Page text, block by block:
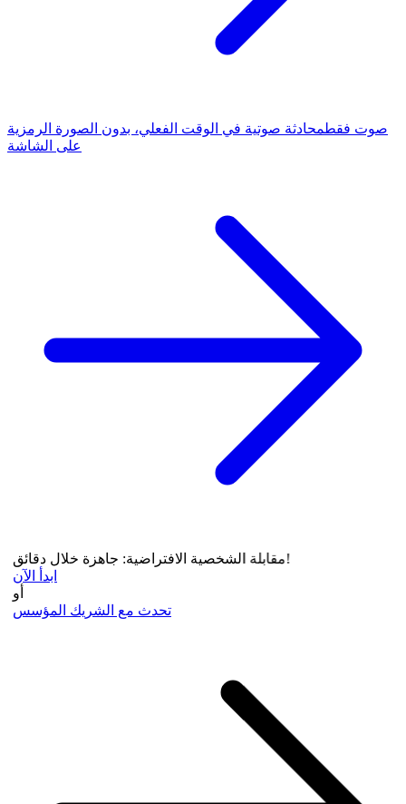
صوت فقطمحادثة صوتية في الوقت الفعلي، بدون الصورة الرمزية
على الشاشة
مقابلة الشخصية الافتراضية: جاهزة خلال دقائق!
ابدأ الآن
أو
تحدث مع الشريك المؤسس